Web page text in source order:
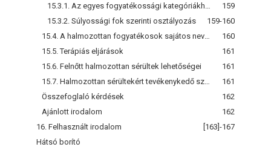
159
15.3.2. Súlyossági fok szerinti osztályozás
159-160
160
15.5. Terápiás eljárások
161
15.6. Felnőtt halmozottan sérültek lehetőségei
161
161
Összefoglaló kérdések
162
Ajánlott irodalom
162
16. Felhasznált irodalom
[163]-167
Hátsó borító